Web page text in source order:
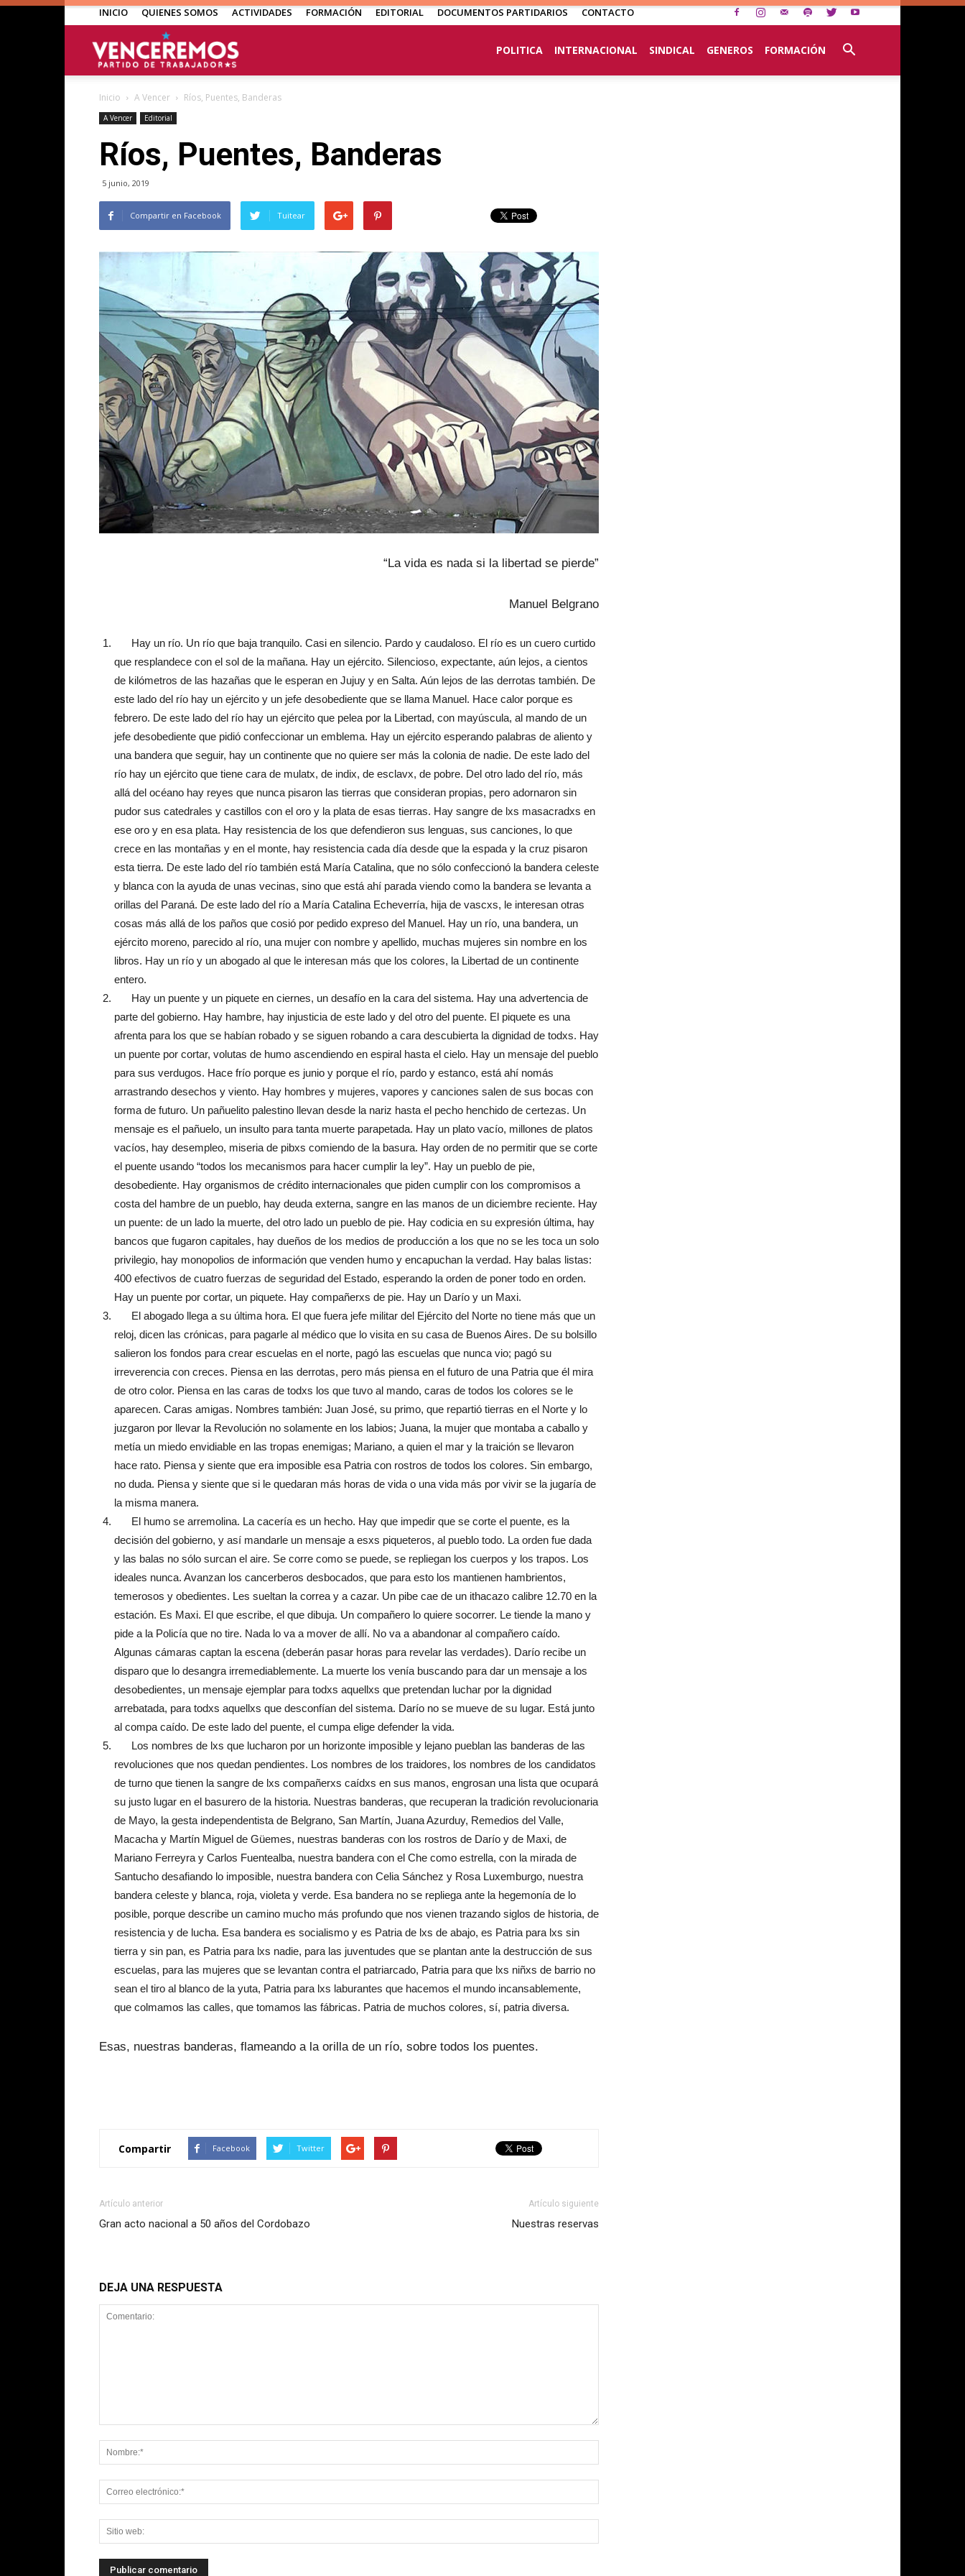
INICIO QUIENES SOMOS ACTIVIDADES FORMACIÓN EDITORIAL DOCUMENTOS PARTIDARIOS CONTACTO
POLITICA INTERNACIONAL SINDICAL GENEROS FORMACIÓN
Inicio A Vencer Ríos, Puentes, Banderas
A Vencer Editorial
Ríos, Puentes, Banderas
5 junio, 2019
Compartir en Facebook Tuitear
“La vida es nada si la libertad se pierde”
Manuel Belgrano
Hay un río. Un río que baja tranquilo. Casi en silencio. Pardo y caudaloso. El río es un cuero curtido
que resplandece con el sol de la mañana. Hay un ejército. Silencioso, expectante, aún lejos, a cientos
de kilómetros de las hazañas que le esperan en Jujuy y en Salta. Aún lejos de las derrotas también. De
este lado del río hay un ejército y un jefe desobediente que se llama Manuel. Hace calor porque es
febrero. De este lado del río hay un ejército que pelea por la Libertad, con mayúscula, al mando de un
jefe desobediente que pidió confeccionar un emblema. Hay un ejército esperando palabras de aliento y
una bandera que seguir, hay un continente que no quiere ser más la colonia de nadie. De este lado del
río hay un ejército que tiene cara de mulatx, de indix, de esclavx, de pobre. Del otro lado del río, más
allá del océano hay reyes que nunca pisaron las tierras que consideran propias, pero adornaron sin
pudor sus catedrales y castillos con el oro y la plata de esas tierras. Hay sangre de lxs masacradxs en
ese oro y en esa plata. Hay resistencia de los que defendieron sus lenguas, sus canciones, lo que
crece en las montañas y en el monte, hay resistencia cada día desde que la espada y la cruz pisaron
esta tierra. De este lado del río también está María Catalina, que no sólo confeccionó la bandera celeste
y blanca con la ayuda de unas vecinas, sino que está ahí parada viendo como la bandera se levanta a
orillas del Paraná. De este lado del río a María Catalina Echeverría, hija de vascxs, le interesan otras
cosas más allá de los paños que cosió por pedido expreso del Manuel. Hay un río, una bandera, un
ejército moreno, parecido al río, una mujer con nombre y apellido, muchas mujeres sin nombre en los
libros. Hay un río y un abogado al que le interesan más que los colores, la Libertad de un continente
entero.
Hay un puente y un piquete en ciernes, un desafío en la cara del sistema. Hay una advertencia de
parte del gobierno. Hay hambre, hay injusticia de este lado y del otro del puente. El piquete es una
afrenta para los que se habían robado y se siguen robando a cara descubierta la dignidad de todxs. Hay
un puente por cortar, volutas de humo ascendiendo en espiral hasta el cielo. Hay un mensaje del pueblo
para sus verdugos. Hace frío porque es junio y porque el río, pardo y estanco, está ahí nomás
arrastrando desechos y viento. Hay hombres y mujeres, vapores y canciones salen de sus bocas con
forma de futuro. Un pañuelito palestino llevan desde la nariz hasta el pecho henchido de certezas. Un
mensaje es el pañuelo, un insulto para tanta muerte parapetada. Hay un plato vacío, millones de platos
vacíos, hay desempleo, miseria de pibxs comiendo de la basura. Hay orden de no permitir que se corte
el puente usando “todos los mecanismos para hacer cumplir la ley”. Hay un pueblo de pie,
desobediente. Hay organismos de crédito internacionales que piden cumplir con los compromisos a
costa del hambre de un pueblo, hay deuda externa, sangre en las manos de un diciembre reciente. Hay
un puente: de un lado la muerte, del otro lado un pueblo de pie. Hay codicia en su expresión última, hay
bancos que fugaron capitales, hay dueños de los medios de producción a los que no se les toca un solo
privilegio, hay monopolios de información que venden humo y encapuchan la verdad. Hay balas listas:
400 efectivos de cuatro fuerzas de seguridad del Estado, esperando la orden de poner todo en orden.
Hay un puente por cortar, un piquete. Hay compañerxs de pie. Hay un Darío y un Maxi.
El abogado llega a su última hora. El que fuera jefe militar del Ejército del Norte no tiene más que un
reloj, dicen las crónicas, para pagarle al médico que lo visita en su casa de Buenos Aires. De su bolsillo
salieron los fondos para crear escuelas en el norte, pagó las escuelas que nunca vio; pagó su
irreverencia con creces. Piensa en las derrotas, pero más piensa en el futuro de una Patria que él mira
de otro color. Piensa en las caras de todxs los que tuvo al mando, caras de todos los colores se le
aparecen. Caras amigas. Nombres también: Juan José, su primo, que repartió tierras en el Norte y lo
juzgaron por llevar la Revolución no solamente en los labios; Juana, la mujer que montaba a caballo y
metía un miedo envidiable en las tropas enemigas; Mariano, a quien el mar y la traición se llevaron
hace rato. Piensa y siente que era imposible esa Patria con rostros de todos los colores. Sin embargo,
no duda. Piensa y siente que si le quedaran más horas de vida o una vida más por vivir se la jugaría de
la misma manera.
El humo se arremolina. La cacería es un hecho. Hay que impedir que se corte el puente, es la
decisión del gobierno, y así mandarle un mensaje a esxs piqueteros, al pueblo todo. La orden fue dada
y las balas no sólo surcan el aire. Se corre como se puede, se repliegan los cuerpos y los trapos. Los
ideales nunca. Avanzan los cancerberos desbocados, que para esto los mantienen hambrientos,
temerosos y obedientes. Les sueltan la correa y a cazar. Un pibe cae de un ithacazo calibre 12.70 en la
estación. Es Maxi. El que escribe, el que dibuja. Un compañero lo quiere socorrer. Le tiende la mano y
pide a la Policía que no tire. Nada lo va a mover de allí. No va a abandonar al compañero caído.
Algunas cámaras captan la escena (deberán pasar horas para revelar las verdades). Darío recibe un
disparo que lo desangra irremediablemente. La muerte los venía buscando para dar un mensaje a los
desobedientes, un mensaje ejemplar para todxs aquellxs que pretendan luchar por la dignidad
arrebatada, para todxs aquellxs que desconfían del sistema. Darío no se mueve de su lugar. Está junto
al compa caído. De este lado del puente, el cumpa elige defender la vida.
Los nombres de lxs que lucharon por un horizonte imposible y lejano pueblan las banderas de las
revoluciones que nos quedan pendientes. Los nombres de los traidores, los nombres de los candidatos
de turno que tienen la sangre de lxs compañerxs caídxs en sus manos, engrosan una lista que ocupará
su justo lugar en el basurero de la historia. Nuestras banderas, que recuperan la tradición revolucionaria
de Mayo, la gesta independentista de Belgrano, San Martín, Juana Azurduy, Remedios del Valle,
Macacha y Martín Miguel de Güemes, nuestras banderas con los rostros de Darío y de Maxi, de
Mariano Ferreyra y Carlos Fuentealba, nuestra bandera con el Che como estrella, con la mirada de
Santucho desafiando lo imposible, nuestra bandera con Celia Sánchez y Rosa Luxemburgo, nuestra
bandera celeste y blanca, roja, violeta y verde. Esa bandera no se repliega ante la hegemonía de lo
posible, porque describe un camino mucho más profundo que nos vienen trazando siglos de historia, de
resistencia y de lucha. Esa bandera es socialismo y es Patria de lxs de abajo, es Patria para lxs sin
tierra y sin pan, es Patria para lxs nadie, para las juventudes que se plantan ante la destrucción de sus
escuelas, para las mujeres que se levantan contra el patriarcado, Patria para que lxs niñxs de barrio no
sean el tiro al blanco de la yuta, Patria para lxs laburantes que hacemos el mundo incansablemente,
que colmamos las calles, que tomamos las fábricas. Patria de muchos colores, sí, patria diversa.
Esas, nuestras banderas, flameando a la orilla de un río, sobre todos los puentes.
Compartir Facebook Twitter
Artículo anterior
Gran acto nacional a 50 años del Cordobazo
Artículo siguiente
Nuestras reservas
DEJA UNA RESPUESTA